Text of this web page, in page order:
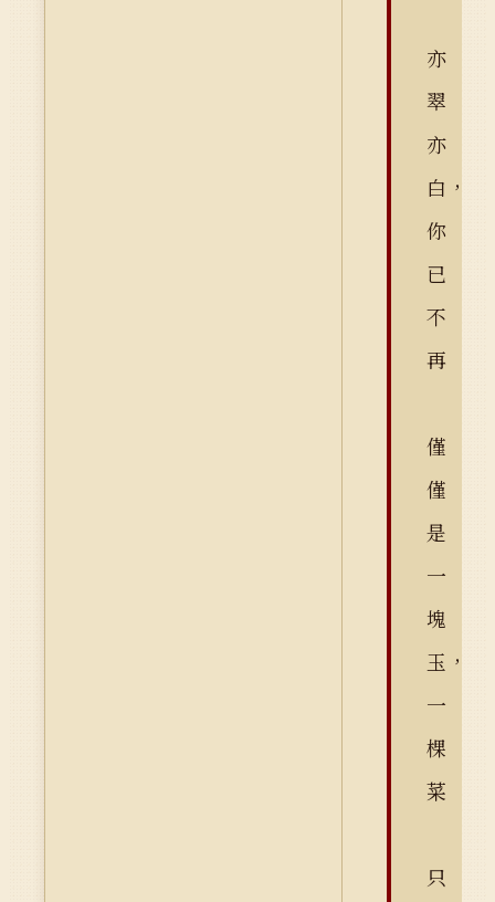
亦
翠
亦
白，
你
已
不
再
僅
僅
是
一
塊
玉，
一
棵
菜
只